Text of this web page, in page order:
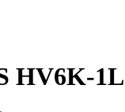
HV6K-1L